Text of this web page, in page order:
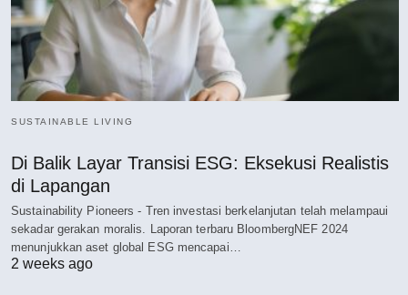
SUSTAINABLE LIVING
Di Balik Layar Transisi ESG: Eksekusi Realistis
di Lapangan
Sustainability Pioneers - Tren investasi berkelanjutan telah melampaui
sekadar gerakan moralis. Laporan terbaru BloombergNEF 2024
menunjukkan aset global ESG mencapai…
2 weeks ago